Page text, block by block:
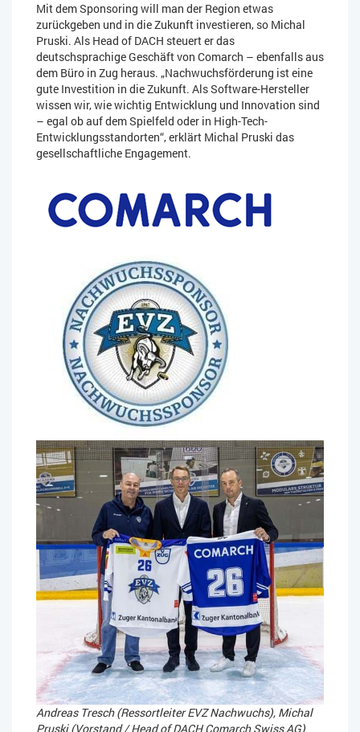
Mit dem Sponsoring will man der Region etwas
zurückgeben und in die Zukunft investieren, so Michal
Pruski. Als Head of DACH steuert er das
deutschsprachige Geschäft von Comarch – ebenfalls aus
dem Büro in Zug heraus. „Nachwuchsförderung ist eine
gute Investition in die Zukunft. Als Software-Hersteller
wissen wir, wie wichtig Entwicklung und Innovation sind
– egal ob auf dem Spielfeld oder in High-Tech-
Entwicklungsstandorten“, erklärt Michal Pruski das
gesellschaftliche Engagement.
Andreas Tresch (Ressortleiter EVZ Nachwuchs), Michal
Pruski (Vorstand / Head of DACH Comarch Swiss AG)